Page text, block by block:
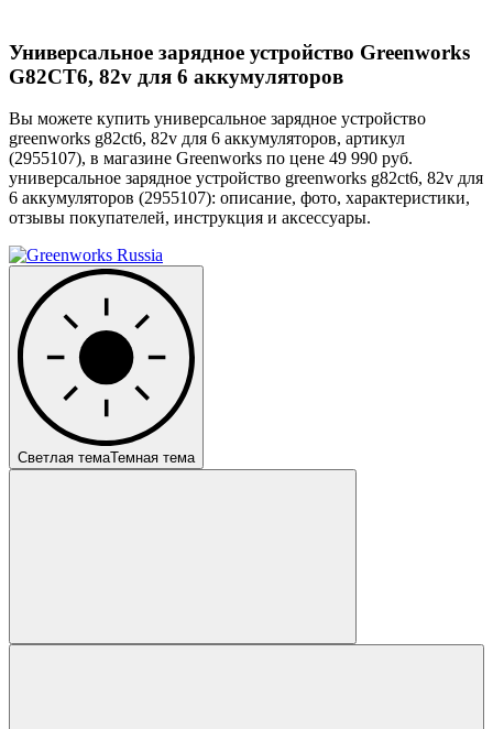
Универсальное зарядное устройство Greenworks
G82CT6, 82v для 6 аккумуляторов
Вы можете купить универсальное зарядное устройство
greenworks g82ct6, 82v для 6 аккумуляторов, артикул
(2955107), в магазине Greenworks по цене 49 990 руб.
универсальное зарядное устройство greenworks g82ct6, 82v для
6 аккумуляторов (2955107): описание, фото, характеристики,
отзывы покупателей, инструкция и аксессуары.
Светлая темаТемная тема